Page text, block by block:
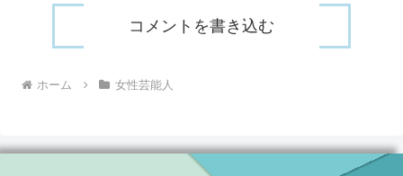
コメントを書き込む
ホーム 女性芸能人